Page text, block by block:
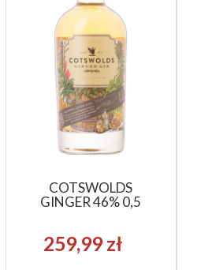
COTSWOLDS
GINGER 46% 0,5
259,99 zł